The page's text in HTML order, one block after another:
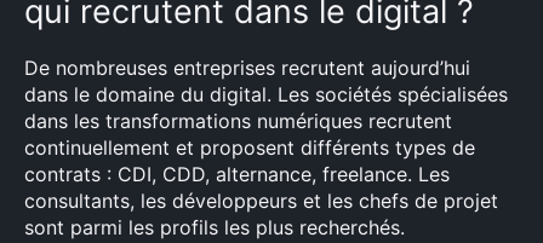
qui recrutent dans le digital ?
De nombreuses entreprises recrutent aujourd’hui
dans le domaine du digital. Les sociétés spécialisées
dans les transformations numériques recrutent
continuellement et proposent différents types de
contrats : CDI, CDD, alternance, freelance. Les
consultants, les développeurs et les chefs de projet
sont parmi les profils les plus recherchés.